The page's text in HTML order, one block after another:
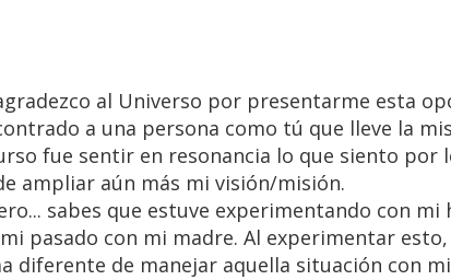
al Universo por presentarme esta
a una persona como tú que lleve la
fue sentir en resonancia lo que siento por
ampliar aún más mi visión/misión.
sabes que estuve experimentando con mi
pasado con mi madre. Al experimentar
diferente de manejar aquella situación con